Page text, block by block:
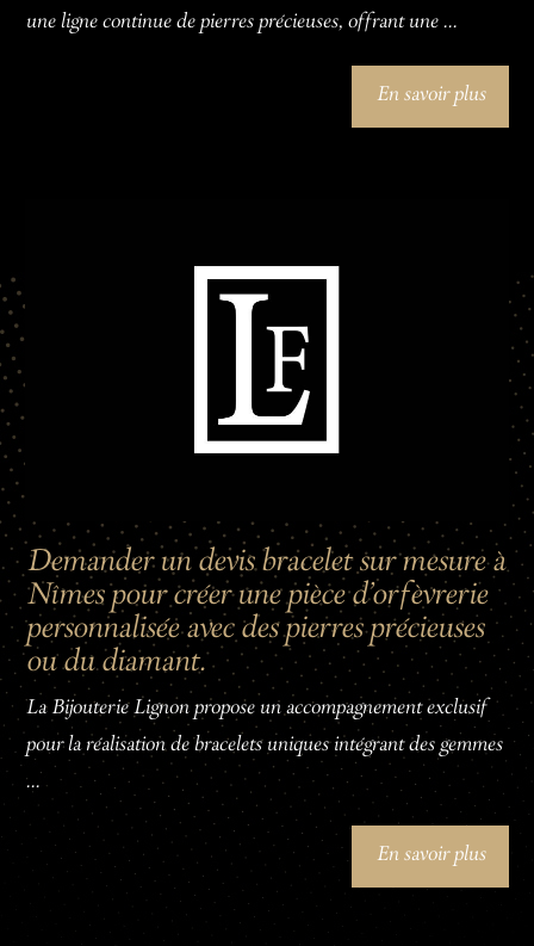
une ligne continue de pierres précieuses, offrant une ...
En savoir plus
Demander un devis bracelet sur mesure à
Nîmes pour créer une pièce d'orfèvrerie
personnalisée avec des pierres précieuses
ou du diamant.
La Bijouterie Lignon propose un accompagnement exclusif
pour la réalisation de bracelets uniques intégrant des gemmes
...
En savoir plus